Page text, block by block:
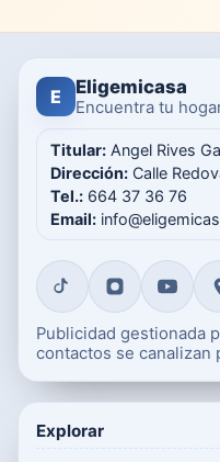
E Eligemicasa
Encuentra tu
Titular: Angel Rives
Dirección: Calle
Tel.: 664 37 36 76
Email:
Publicidad gestionada
contactos se canalizan
Explorar